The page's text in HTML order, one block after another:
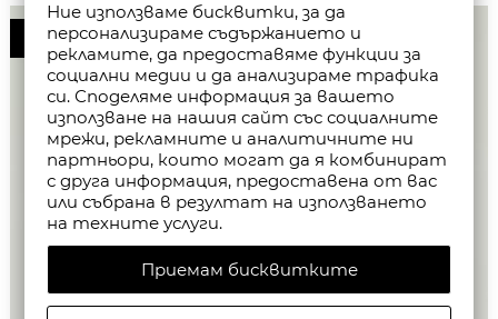
50%
Ние използваме бисквитки, за да
персонализираме съдържанието и
рекламите, да предоставяме функции за
социални медии и да анализираме трафика
си. Споделяме информация за вашето
използване на нашия сайт със социалните
мрежи, рекламните и аналитичните ни
партньори, които могат да я комбинират
с друга информация, предоставена от вас
или събрана в резултат на използването
на техните услуги.
Приемам бисквитките